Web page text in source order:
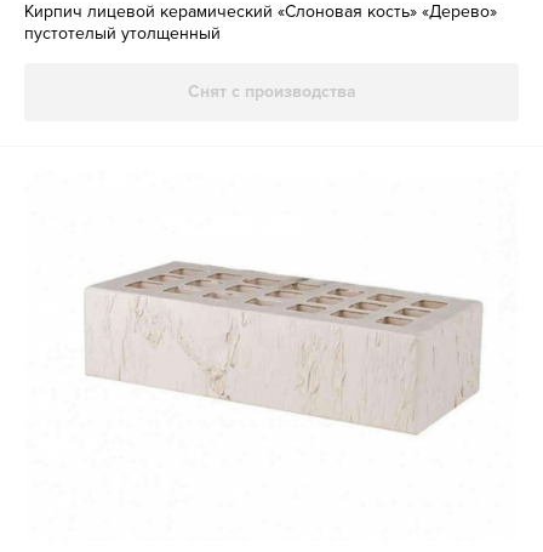
Кирпич лицевой керамический «Слоновая кость» «Дерево»
пустотелый утолщенный
Снят с производства